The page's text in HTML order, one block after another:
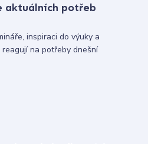
aktuálních potřeb
inspiraci do výuky a
na potřeby dnešní